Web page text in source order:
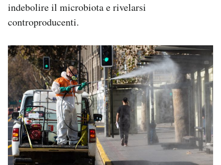
indebolire il microbiota e rivelarsi
controproducenti.